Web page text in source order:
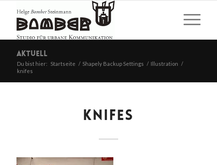
Aktuell
Du bist hier: Startseite / Shapely Backup Settings / Illustration /
knifes
KNIFES